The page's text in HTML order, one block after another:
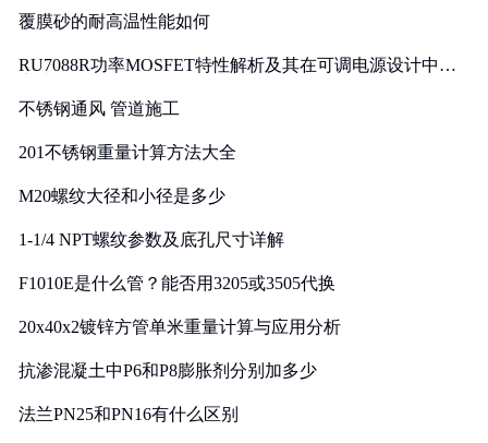
覆膜砂的耐高温性能如何
RU7088R功率MOSFET特性解析及其在可调电源设计中的
不锈钢通风 管道施工
201不锈钢重量计算方法大全
M20螺纹大径和小径是多少
1-1/4 NPT螺纹参数及底孔尺寸详解
F1010E是什么管？能否用3205或3505代换
20x40x2镀锌方管单米重量计算与应用分析
抗渗混凝土中P6和P8膨胀剂分别加多少
法兰PN25和PN16有什么区别